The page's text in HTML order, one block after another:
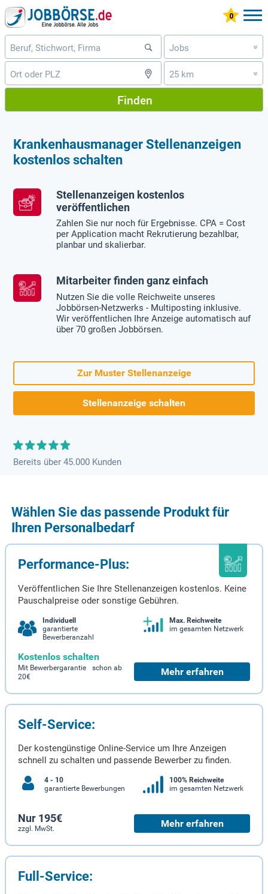
Jobs »
25 km »
Finden
Krankenhausmanager Stellenanzeigen
kostenlos schalten
Stellenanzeigen kostenlos
veröffentlichen
Zahlen Sie nur noch für Ergebnisse. CPA = Cost
per Application macht Rekrutierung bezahlbar,
planbar und skalierbar.
Mitarbeiter finden ganz einfach
Nutzen Sie die volle Reichweite unseres
Jobbörsen-Netzwerks - Multiposting inklusive.
Wir veröffentlichen Ihre Anzeige automatisch auf
über 70 großen Jobbörsen.
Zur Muster Stellenanzeige
Stellenanzeige schalten
Bereits über 45.000 Kunden
Wählen Sie das passende Produkt für
Ihren Personalbedarf
Performance-Plus:
Veröffentlichen Sie Ihre Stellenanzeigen kostenlos. Keine
Pauschalpreise oder sonstige Gebühren.
Individuell
garantierte
Bewerberanzahl
Max. Reichweite
im gesamten Netzwerk
Kostenlos schalten
Mit Bewerbergarantie schon ab
20€
Mehr erfahren
Self-Service:
Der kostengünstige Online-Service um Ihre Anzeigen
schnell zu schalten und passende Bewerber zu finden.
4 - 10
garantierte Bewerbungen
100% Reichweite
im gesamten Netzwerk
Nur 195€
zzgl. MwSt. Mehr erfahren
Full-Service: